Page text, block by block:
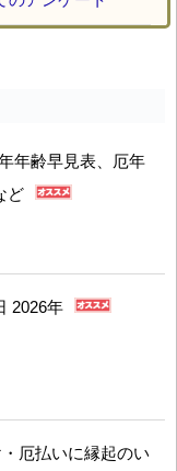
年齢早見表、厄年
ど
2026年
厄払いに縁起のい